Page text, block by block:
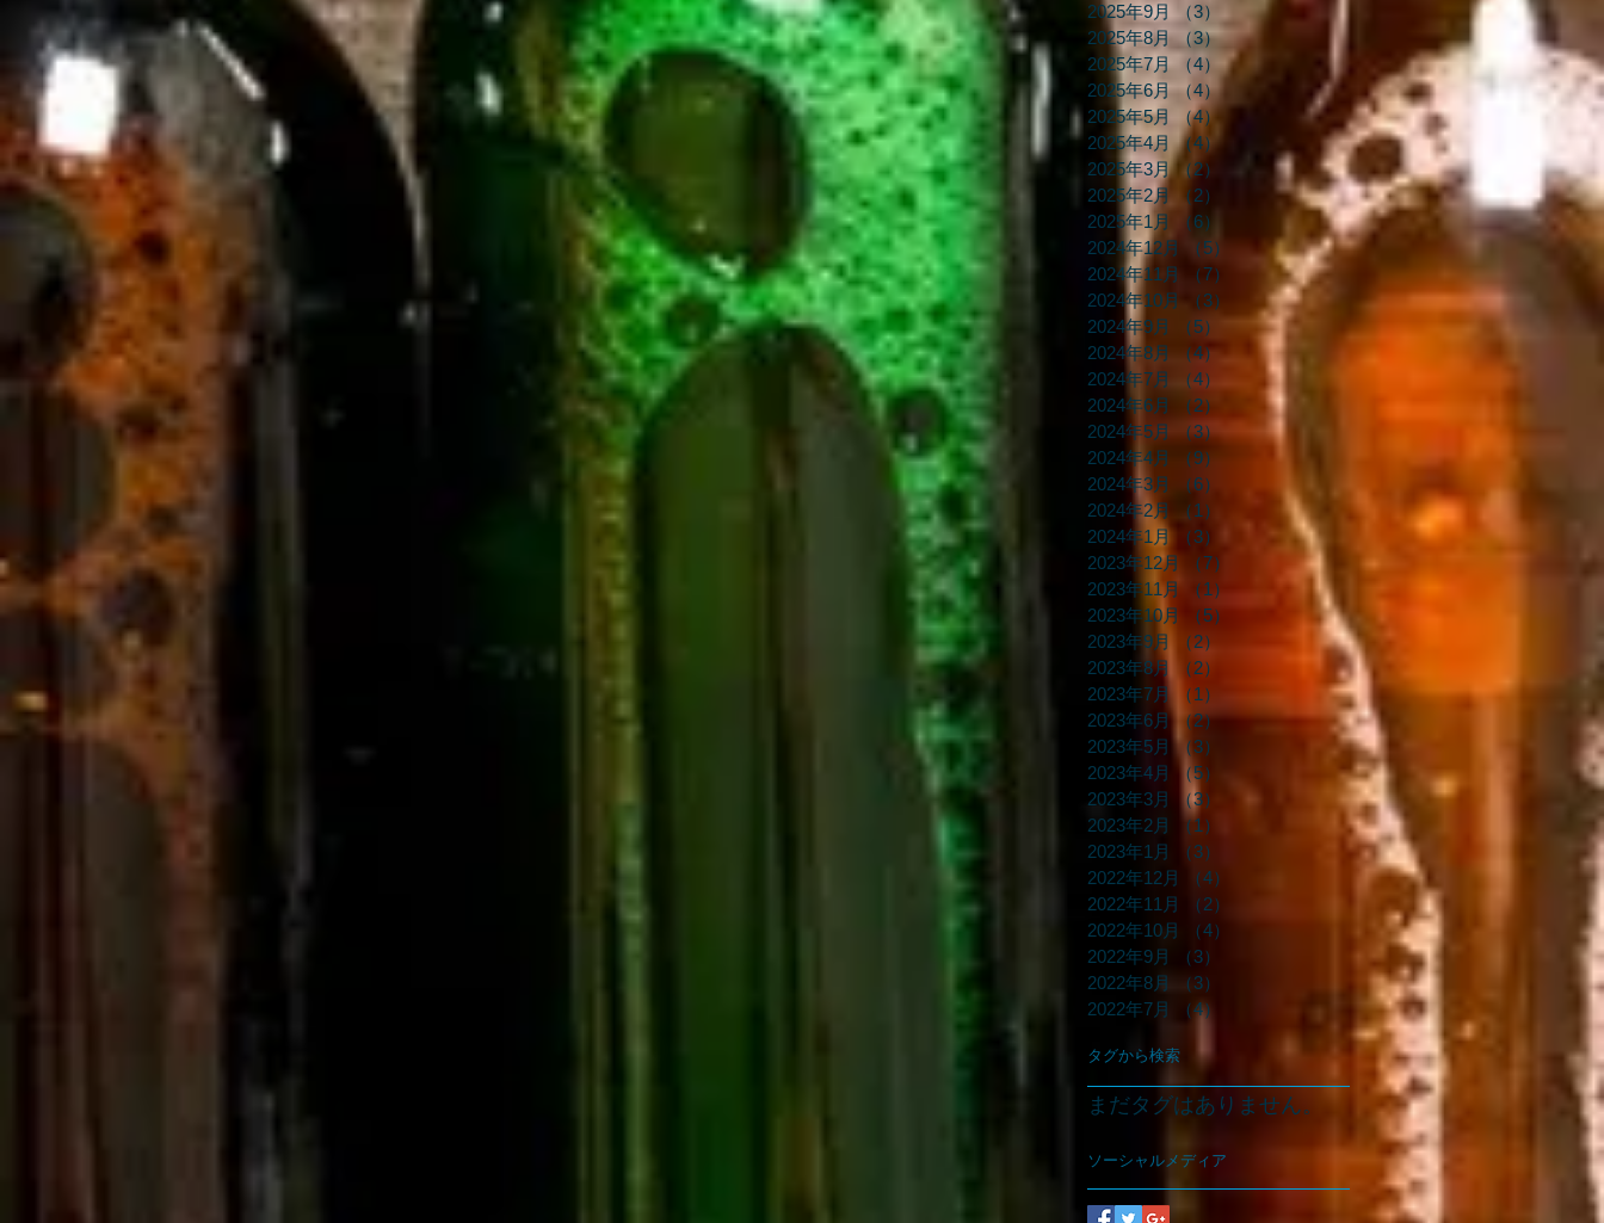
2025年9月
（3）
3件の記事
2025年8月 （3）3件の記事
2025年7月
（4）
4件の記事
2025年6月 （4）
2025年5月
（4）
2025年4月 （4）
2025年3月
（2）
2件の記事
2025年2月
（2）
2件の記事
2025年1月
（6）
6件の記事
2024年12月
（5）
5件の記事
2024年11月
（7）
7件の記事
2024年10月
（3）
3件の記事
2024年9月
（5）
5件の記事
2024年8月
（4）4件の記事
2024年7月
（4）
4件の記事
2024年6月
（2）
2件の記事
2024年5月
（3）
3件の記事
2024年4月
（9）
9件の記事
2024年3月
（6）
2024年2月
（1）
1件の記事
2024年1月
（3）
3件の記事
2023年12月
（7）
7件の記事
2023年11月
（1）
2023年10月
（5）
2023年9月
（2）
2023年8月
（2）
2023年7月
（1）
2023年6月
（2）2件の記事
2023年5月 （3）
2023年4月
（5）
2023年3月
（3）
2023年2月
（1）
2023年1月
（3）
2022年12月
（4）
2022年11月
（2）
2022年10月
（4）
2022年9月
（3）
2022年8月
（3）
2022年7月
（4）
タグから検索
まだタグはありません。
ソーシャルメディア